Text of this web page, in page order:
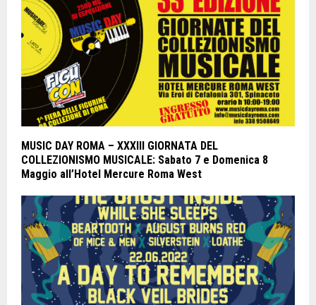
MUSIC DAY ROMA – XXXIII GIORNATA DEL
COLLEZIONISMO MUSICALE: Sabato 7 e Domenica 8
Maggio all’Hotel Mercure Roma West